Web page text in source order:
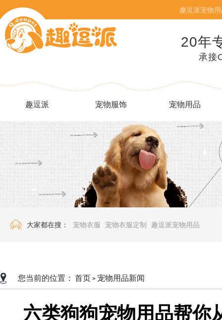
趣逗派宠物
20年
承接
趣逗派 宠物服饰 宠物用品
大家都在搜： 宠物衣服 宠物衣服定制 趣逗派宠物用品
您当前的位置： 首页 > 宠物用品新闻
六类狗狗宠物用品帮你